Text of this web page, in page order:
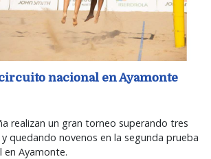
nacional en Ayamonte
realizan un gran torneo superando tres
quedando novenos en la segunda prueba
en Ayamonte.